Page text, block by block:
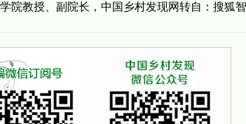
院教授、副院长，中国乡村发现网转自：搜狐智